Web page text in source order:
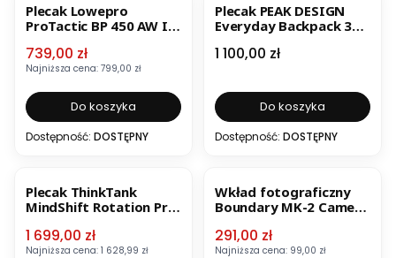
Plecak Lowepro
ProTactic BP 450 AW II
Cena promocyjna
739,00 zł
Najniższa cena: 799,00 zł
Do koszyka
Dostępność: DOSTĘPNY
Plecak PEAK DESIGN
Everyday Backpack 30L
Cena
1 100,00 zł
Do koszyka
Dostępność: DOSTĘPNY
Plecak ThinkTank
MindShift Rotation Pro
Cena promocyjna
1 699,00 zł
Najniższa cena: 1 628,99 zł
Wkład fotograficzny
Boundary MK-2 Camera
Cena promocyjna
291,00 zł
Najniższa cena: 99,00 zł